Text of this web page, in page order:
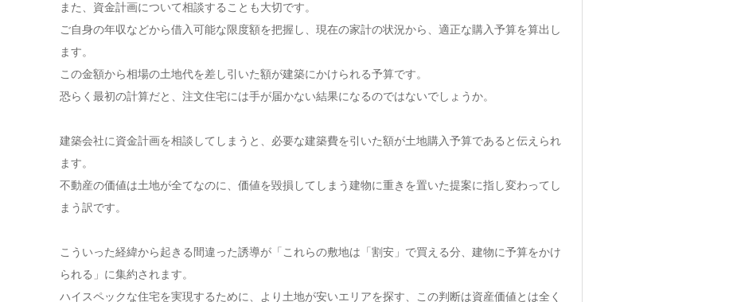
また、資金計画について相談することも大切です。
ご自身の年収などから借入可能な限度額を把握し、現在の家計の状況から、適正な購入予算を算出し
ます。
この金額から相場の土地代を差し引いた額が建築にかけられる予算です。
恐らく最初の計算だと、注文住宅には手が届かない結果になるのではないでしょうか。
建築会社に資金計画を相談してしまうと、必要な建築費を引いた額が土地購入予算であると伝えられ
ます。
不動産の価値は土地が全てなのに、価値を毀損してしまう建物に重きを置いた提案に指し変わってし
まう訳です。
こういった経緯から起きる間違った誘導が「これらの敷地は「割安」で買える分、建物に予算をかけ
られる」に集約されます。
ハイスペックな住宅を実現するために、より土地が安いエリアを探す、この判断は資産価値とは全く